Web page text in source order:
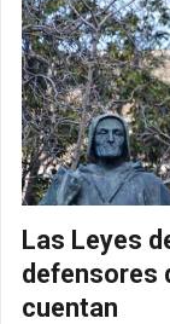
Las Leyes
defensores
cuentan